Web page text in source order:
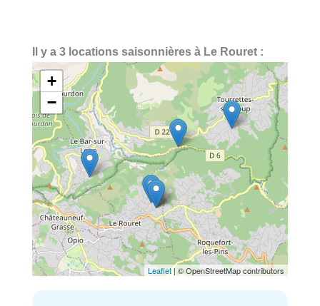
Il y a 3 locations saisonnières à Le Rouret :
+
−
Leaflet | © OpenStreetMap contributors